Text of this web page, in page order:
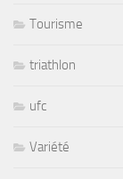
Tourisme
triathlon
ufc
Variété